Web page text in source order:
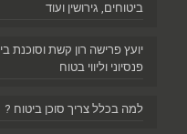
ביטוחים, גירושין ועוד
יועץ פרישה רון קשת וסוכנת
פנסיוני וליווי בטוח
למה בכלל צריך סוכן ביטוח ?